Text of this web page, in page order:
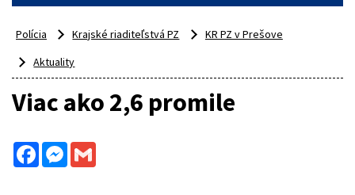
Polícia Krajské riaditeľstvá PZ
KR PZ v Prešove
Aktuality
Viac ako 2,6 promile
FacebookMessenger